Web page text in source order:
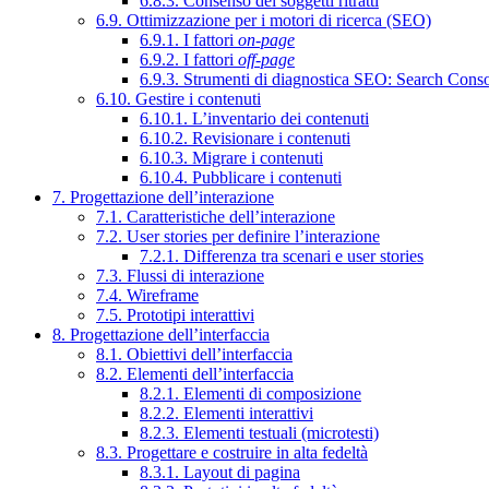
6.9. Ottimizzazione per i motori di ricerca (SEO)
6.9.1. I fattori on-page
6.9.2. I fattori off-page
6.9.3. Strumenti di diagnostica SEO: Search
6.10. Gestire i contenuti
6.10.1. L’inventario dei contenuti
6.10.2. Revisionare i contenuti
6.10.3. Migrare i contenuti
6.10.4. Pubblicare i contenuti
7. Progettazione dell’interazione
7.1. Caratteristiche dell’interazione
7.2. User stories per definire l’interazione
7.2.1. Differenza tra scenari e user stories
7.3. Flussi di interazione
7.4. Wireframe
7.5. Prototipi interattivi
8. Progettazione dell’interfaccia
8.1. Obiettivi dell’interfaccia
8.2. Elementi dell’interfaccia
8.2.1. Elementi di composizione
8.2.2. Elementi interattivi
8.2.3. Elementi testuali (microtesti)
8.3. Progettare e costruire in alta fedeltà
8.3.1. Layout di pagina